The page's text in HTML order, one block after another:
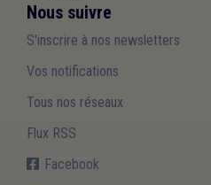
Nous suivre
S'inscrire à nos newsletters
Vos notifications
Tous nos réseaux
Flux RSS
Facebook